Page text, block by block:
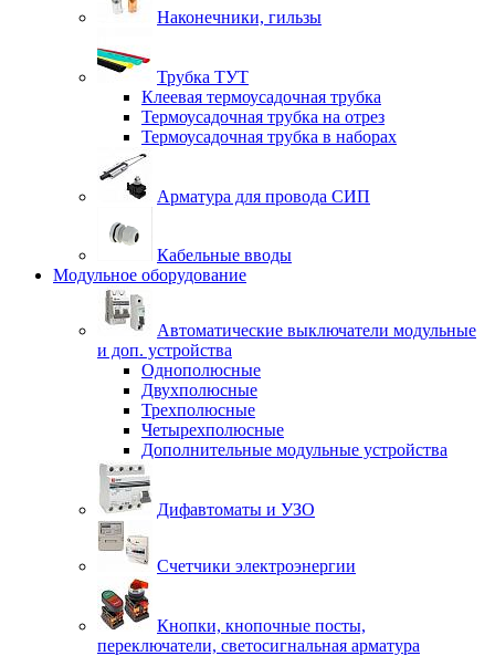
Наконечники, гильзы
Трубка ТУТ
Клеевая термоусадочная трубка
Термоусадочная трубка на отрез
Термоусадочная трубка в наборах
Арматура для провода СИП
Кабельные вводы
Модульное оборудование
Автоматические выключатели модульные
и доп. устройства
Однополюсные
Двухполюсные
Трехполюсные
Четырехполюсные
Дополнительные модульные устройства
Дифавтоматы и УЗО
Счетчики электроэнергии
Кнопки, кнопочные посты,
переключатели, светосигнальная арматура